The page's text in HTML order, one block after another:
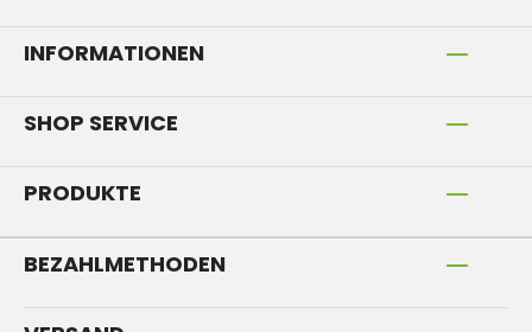
INFORMATIONEN
SHOP SERVICE
PRODUKTE
BEZAHLMETHODEN